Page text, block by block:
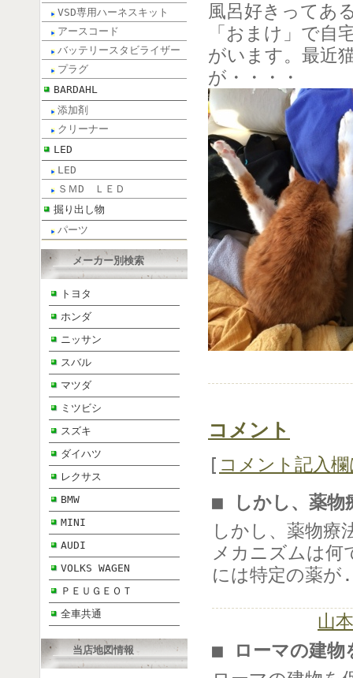
VSD専用ハーネスキット
アースコード
バッテリースタビライザー
プラグ
BARDAHL
添加剤
クリーナー
LED
LED
ＳＭD ＬＥＤ
掘り出し物
パーツ
メーカー別検索
トヨタ
ホンダ
ニッサン
スバル
マツダ
ミツビシ
スズキ
ダイハツ
レクサス
BMW
MINI
AUDI
VOLKS WAGEN
ＰＥＵＧＥＯＴ
全車共通
当店地図情報
風呂好きってあ
「おまけ」で自
がいます。最近
が・・・・
コメント
[ コメント記入
■ しかし、薬物
しかし、薬物療
メカニズムは何
には特定の薬
山
■ ローマの建物